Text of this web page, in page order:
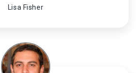
Lisa Fisher